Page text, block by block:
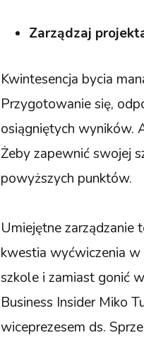
Zarządzaj
Kwintesencja bycia
Przygotowanie się,
osiągniętych wyników.
Żeby zapewnić swojej
powyższych punktów.
Umiejętne zarządzanie
kwestia wyćwiczenia
szkole i zamiast gonić
Business Insider Miko
wiceprezesem ds.